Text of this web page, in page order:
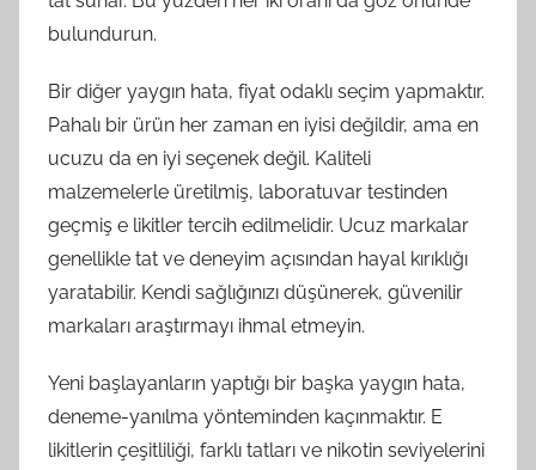
bulundurun.
Bir diğer yaygın hata, fiyat odaklı seçim yapmaktır.
Pahalı bir ürün her zaman en iyisi değildir, ama en
ucuzu da en iyi seçenek değil. Kaliteli
malzemelerle üretilmiş, laboratuvar testinden
geçmiş e likitler tercih edilmelidir. Ucuz markalar
genellikle tat ve deneyim açısından hayal kırıklığı
yaratabilir. Kendi sağlığınızı düşünerek, güvenilir
markaları araştırmayı ihmal etmeyin.
Yeni başlayanların yaptığı bir başka yaygın hata,
deneme-yanılma yönteminden kaçınmaktır. E
likitlerin çeşitliliği, farklı tatları ve nikotin seviyelerini